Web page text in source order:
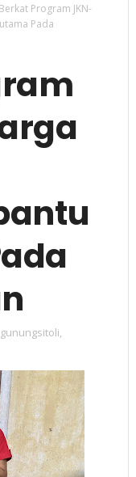
Berkat Program JKN-
Pada
gunungsitoli,